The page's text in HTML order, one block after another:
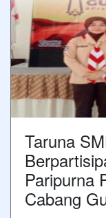
Taruna
Paripurna
Cabang